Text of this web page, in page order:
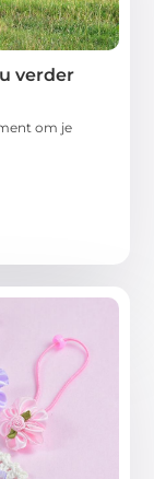
verder
om je